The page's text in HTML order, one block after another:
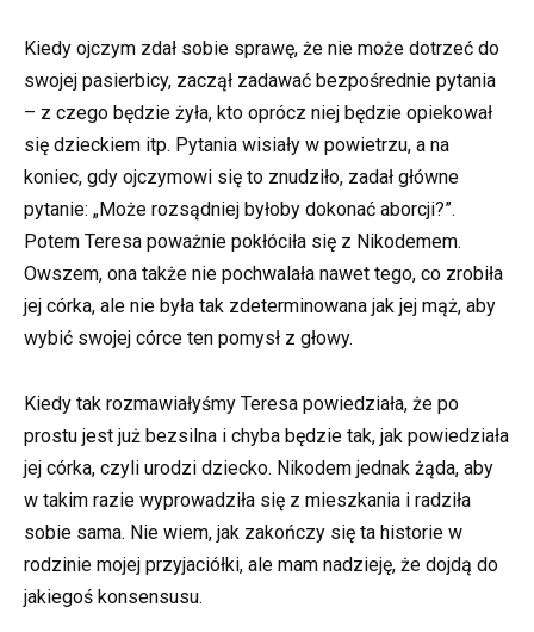
Kiedy ojczym zdał sobie sprawę, że nie może dotrzeć do
swojej pasierbicy, zaczął zadawać bezpośrednie pytania
– z czego będzie żyła, kto oprócz niej będzie opiekował
się dzieckiem itp. Pytania wisiały w powietrzu, a na
koniec, gdy ojczymowi się to znudziło, zadał główne
pytanie: „Może rozsądniej byłoby dokonać aborcji?”.
Potem Teresa poważnie pokłóciła się z Nikodemem.
Owszem, ona także nie pochwalała nawet tego, co zrobiła
jej córka, ale nie była tak zdeterminowana jak jej mąż, aby
wybić swojej córce ten pomysł z głowy.
Kiedy tak rozmawiałyśmy Teresa powiedziała, że ​​po
prostu jest już bezsilna i chyba będzie tak, jak powiedziała
jej córka, czyli urodzi dziecko. Nikodem jednak żąda, aby
w takim razie wyprowadziła się z mieszkania i radziła
sobie sama. Nie wiem, jak zakończy się ta historie w
rodzinie mojej przyjaciółki, ale mam nadzieję, że dojdą do
jakiegoś konsensusu.